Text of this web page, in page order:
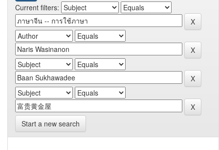
Current filters:
Start a new search